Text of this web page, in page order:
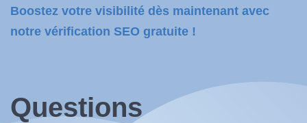
Boostez votre visibilité dès maintenant avec
notre vérification SEO gratuite !
Questions